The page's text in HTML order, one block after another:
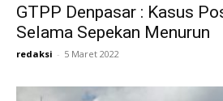
GTPP Denpasar : Kasus
Selama Sepekan Menurun
redaksi - 5 Maret 2022